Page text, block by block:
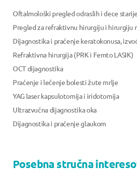
Oftalmološki pregled odraslih i dece
Pregled za refraktivnu hirurgiju i hirurgiju
Dijagnostika i praćenje keratokonusa,
Refraktivna hirurgija (PRK i Femto LASIK)
OCT dijagnostika
Praćenje i lečenje bolesti žute mrlje
YAG laser kapsulotomija i iridotomija
Ultrazvučna dijagnostika oka
Dijagnostika i praćenje glaukom
Posebna stručna